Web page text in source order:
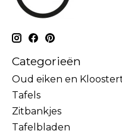
Categorieën
Oud eiken en
Tafels
Zitbankjes
Tafelbladen